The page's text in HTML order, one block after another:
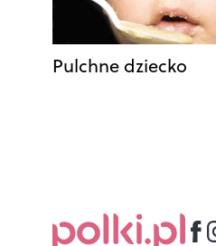
Pulchne dziecko